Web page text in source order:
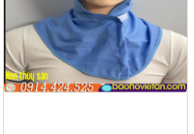
không nhận được
như được mô tả.